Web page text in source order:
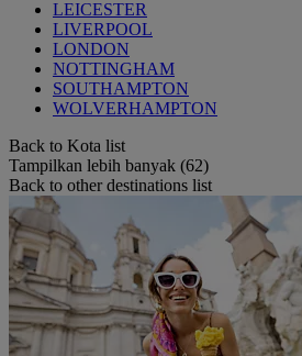
LEICESTER
LIVERPOOL
LONDON
NOTTINGHAM
SOUTHAMPTON
WOLVERHAMPTON
Back to Kota list
Tampilkan lebih banyak (62)
Back to other destinations list